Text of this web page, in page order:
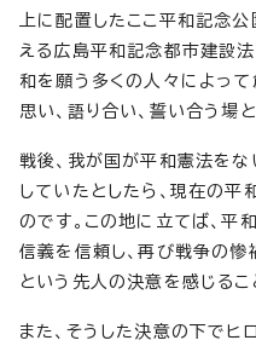
上に配置したここ平和記念
える広島平和記念都市建設
和を願う多くの人々によって
思い、語り合い、誓い合う場
戦後、我が国が平和憲法をな
していたとしたら、現在の
のです。この地に立てば、平
信義を信頼し、再び戦争の惨
という先人の決意を感じるこ
また、そうした決意の下でヒ